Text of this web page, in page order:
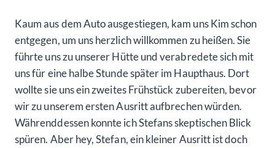
Kaum aus dem Auto ausgestiegen, kam uns Kim schon
entgegen, um uns herzlich willkommen zu heißen. Sie
führte uns zu unserer Hütte und verabredete sich mit
uns für eine halbe Stunde später im Haupthaus. Dort
wollte sie uns ein zweites Frühstück zubereiten, bevor
wir zu unserem ersten Ausritt aufbrechen würden.
Währenddessen konnte ich Stefans skeptischen Blick
spüren. Aber hey, Stefan, ein kleiner Ausritt ist doch